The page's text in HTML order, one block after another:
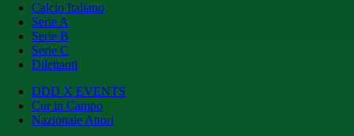
Calcio Italiano
Serie A
Serie B
Serie C
Dilettanti
DDD X EVENTS
Cur in Campo
Nazionale Attori